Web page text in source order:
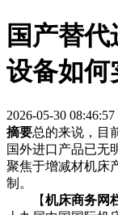
国产替
设备如何
2026-05-30 08:46:57
摘要总的来说，目
国外进口产品已无
聚焦于增减材机床
制。
【机床商务网